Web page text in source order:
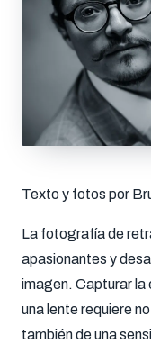
Texto y fotos por
La fotografía de
apasionantes y
imagen. Capturar la
una lente requiere
también de una